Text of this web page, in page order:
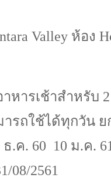
Valley ห้อง
าหารเช้าสำหรับ
มารถใช้ได้ทุกวัน
.ค. 60  10 ม.ค.
08/2561